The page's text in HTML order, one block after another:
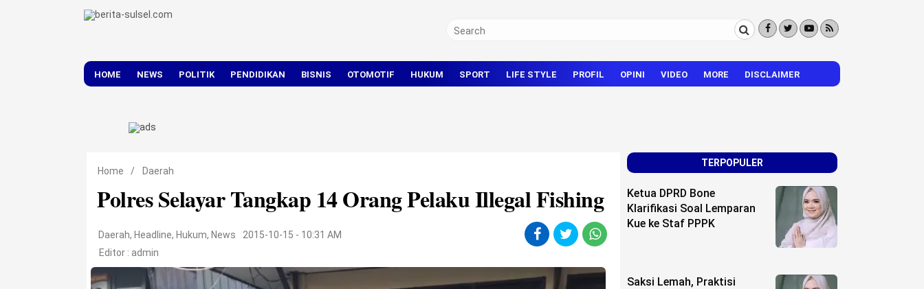
HOME NEWS POLITIK PENDIDIKAN BISNIS OTOMOTIF HUKUM SPORT LIFE STYLE PROFIL OPINI VIDEO MORE DISCLAIMER
Home / Daerah
Polres Selayar Tangkap 14 Orang Pelaku Illegal Fishing
Daerah, Headline, Hukum, News
2015-10-15 - 10:31 AM
Editor : admin
TERPOPULER
Ketua DPRD Bone
Klarifikasi Soal Lemparan
Kue ke Staf PPPK
Saksi Lemah, Praktisi